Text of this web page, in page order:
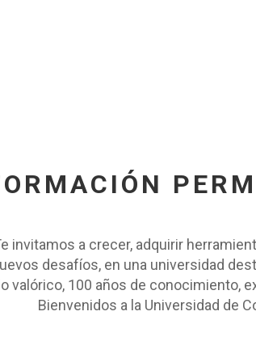
invitamos a crecer, adquirir
desafíos, en una universidad
valórico, 100 años de conocimiento,
Bienvenidos a la Universidad de